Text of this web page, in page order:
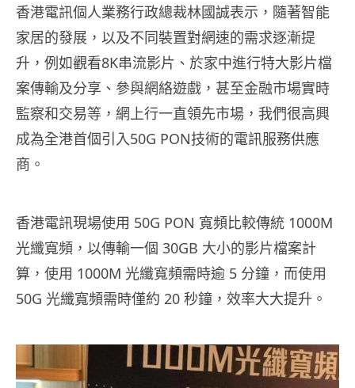
香港電訊個人業務行政總裁林國誠表示，隨著智能
家居的發展，以及不同裝置對網速的需求逐漸提
升，例如觀看8K串流影片、於家中進行特大影片檔
案傳輸及分享、參與網絡遊戲，甚至金融市場實時
監察和交易等，網上行一直領先市場，我們很高興
成為全港首個引入50G PON技術的電訊服務供應
商。
香港電訊現場使用 50G PON 寬頻比較傳統 1000M
光纖寬頻，以傳輸一個 30GB 大小的影片檔案計
算，使用 1000M 光纖寬頻需時逾 5 分鐘，而使用
50G 光纖寬頻需時僅約 20 秒鐘，效率大大提升。